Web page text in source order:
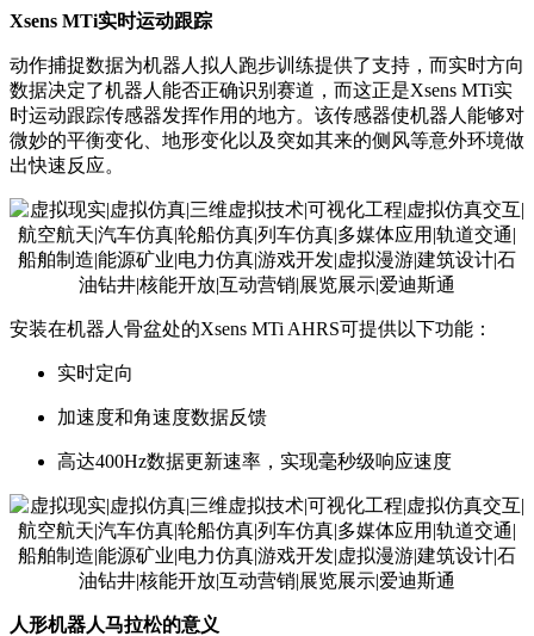
Xsens MTi实时运动跟踪
动作捕捉数据为机器人拟人跑步训练提供了支持，而实时方向
数据决定了机器人能否正确识别赛道，而这正是Xsens MTi实
时运动跟踪传感器发挥作用的地方。该传感器使机器人能够对
微妙的平衡变化、地形变化以及突如其来的侧风等意外环境做
出快速反应。
安装在机器人骨盆处的Xsens MTi AHRS可提供以下功能：
实时定向
加速度和角速度数据反馈
高达400Hz数据更新速率，实现毫秒级响应速度
人形机器人马拉松的意义